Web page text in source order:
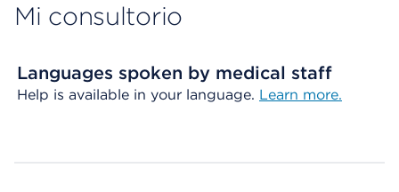
Mi consultorio
Languages spoken by medical staff
Help is available in your language. Learn more.